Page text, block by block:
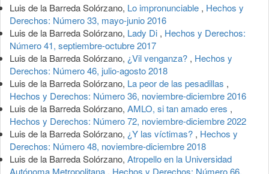
Luis de la Barreda Solórzano, Lo impronunciable , Hechos y
Derechos: Número 33, mayo-junio 2016
Luis de la Barreda Solórzano, Lady Di , Hechos y Derechos:
Número 41, septiembre-octubre 2017
Luis de la Barreda Solórzano, ¿Vil venganza? , Hechos y
Derechos: Número 46, julio-agosto 2018
Luis de la Barreda Solórzano, La peor de las pesadillas ,
Hechos y Derechos: Número 36, noviembre-diciembre 2016
Luis de la Barreda Solórzano, AMLO, si tan amado eres ,
Hechos y Derechos: Número 72, noviembre-diciembre 2022
Luis de la Barreda Solórzano, ¿Y las víctimas? , Hechos y
Derechos: Número 48, noviembre-diciembre 2018
Luis de la Barreda Solórzano, Atropello en la Universidad
Autónoma Metropolitana , Hechos y Derechos: Número 66,